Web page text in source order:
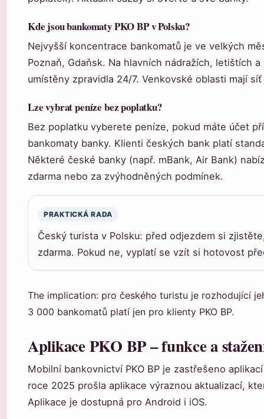
Kde jsou bankomaty PKO BP v Polsku?
Nejvyšší koncentrace bankomatů je ve velkých
Poznaň, Gdaňsk. Na hlavních nádražích, letištích
umístěny zpravidla 24/7. Venkovské oblasti mají
Lze vybrat peníze bez poplatku?
Bez poplatku vyberete peníze, pokud máte účet
bankomaty banky. Klienti českých bank platí
Některé české banky (např. mBank, Air Bank)
zdarma nebo za zvýhodněných podmínek.
PRAKTICKÁ RADA
Český turista v Polsku: před odjezdem si
zdarma. Pokud ne, vyplatí se vzít si hotovost
The implication: pro českého turistu je rozhodující
3 000 bankomatů platí jen pro klienty PKO BP.
Aplikace PKO BP – funkce a
Mobilní bankovnictví PKO BP je zastřešeno
roce 2025 prošla aplikace výraznou aktualizací,
Aplikace je dostupná pro Android i iOS.